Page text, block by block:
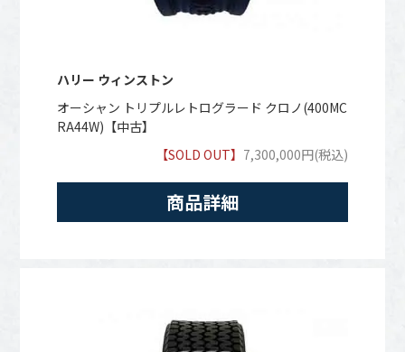
ハリー ウィンストン
オーシャン トリプルレトログラード クロノ(400MC
RA44W)【中古】
【SOLD OUT】 7,300,000円(税込)
商品詳細